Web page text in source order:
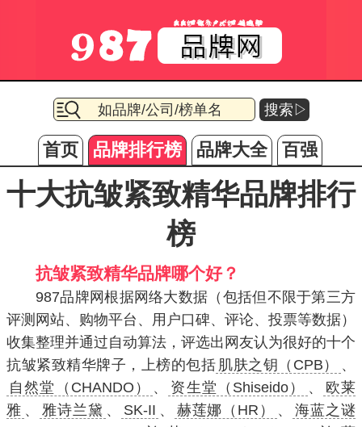
搜索▷
首页 品牌排行榜 品牌大全 百强
十大抗皱紧致精华品牌排行
榜
抗皱紧致精华品牌哪个好？
987品牌网根据网络大数据（包括但不限于第三方
评测网站、购物平台、用户口碑、评论、投票等数据）
收集整理并通过自动算法，评选出网友认为很好的十个
抗皱紧致精华牌子，上榜的包括 肌肤之钥（CPB）
、
自然堂（CHANDO）
、 资生堂（Shiseido） 、
欧莱
雅 、 雅诗兰黛 、 SK-II 、 赫莲娜（HR） 、
海蓝之谜